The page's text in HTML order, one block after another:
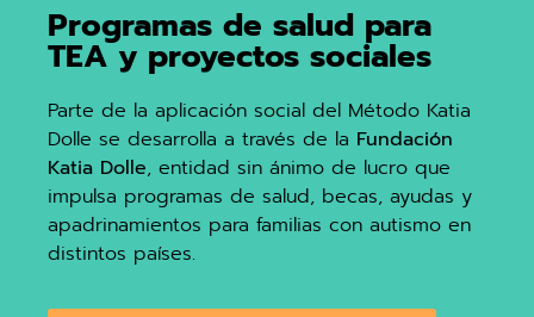
Programas de salud para
TEA y proyectos sociales
Parte de la aplicación social del Método Katia
Dolle se desarrolla a través de la Fundación
Katia Dolle, entidad sin ánimo de lucro que
impulsa programas de salud, becas, ayudas y
apadrinamientos para familias con autismo en
distintos países.